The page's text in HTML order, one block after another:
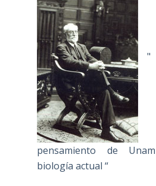
"
pensamiento de
biología actual “